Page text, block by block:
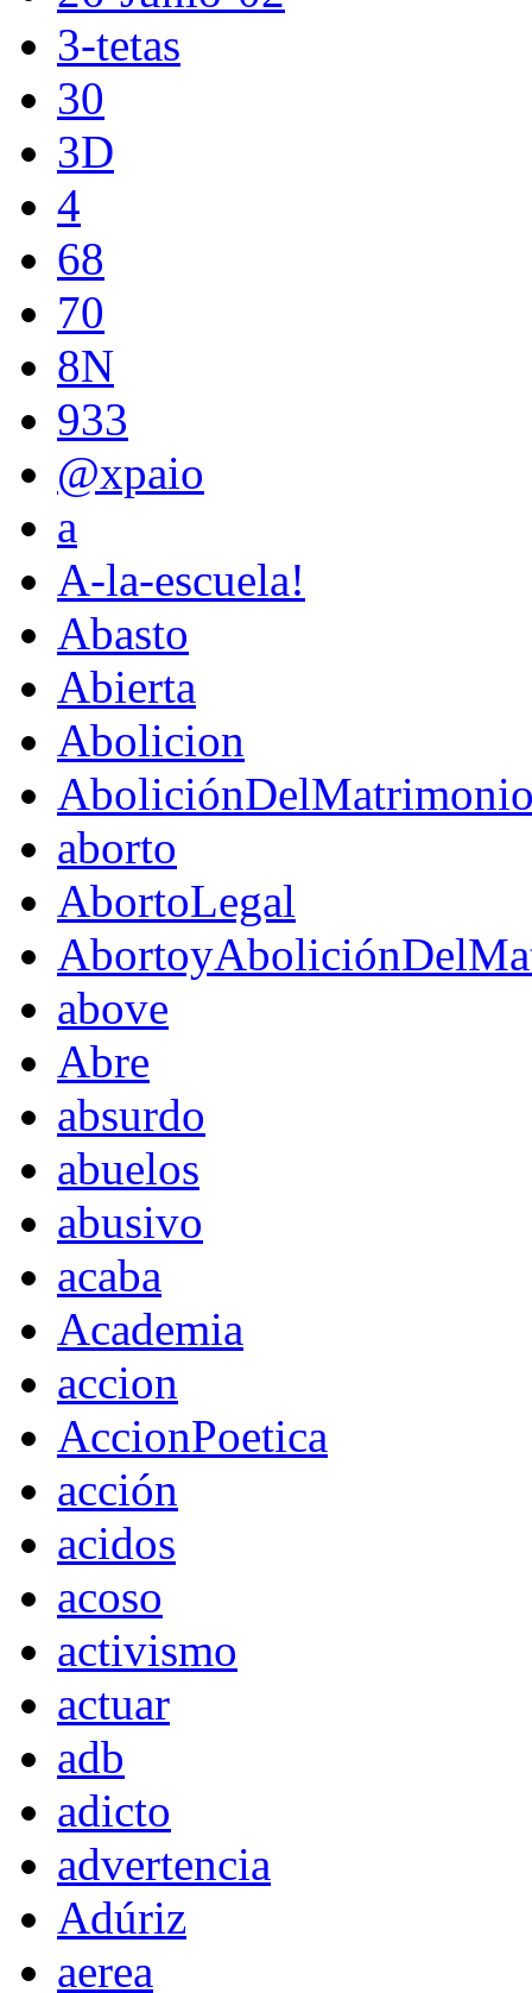
3-tetas
30
3D
4
68
70
8N
933
@xpaio
a
A-la-escuela!
Abasto
Abierta
Abolicion
aborto
AbortoLegal
above
Abre
absurdo
abuelos
abusivo
acaba
Academia
accion
AccionPoetica
acción
acidos
acoso
activismo
actuar
adb
adicto
advertencia
Adúriz
aerea